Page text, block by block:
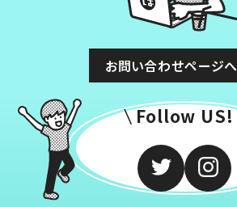
お問い合わせページへ
Follow US!